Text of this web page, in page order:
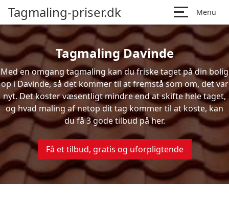
Tagmaling-priser.dk Menu
Tagmaling Davinde
Med en omgang tagmaling kan du friske taget på din bolig
op i Davinde, så det kommer til at fremstå som om, det var
nyt. Det koster væsentligt mindre end at skifte hele taget,
og hvad maling af netop dit tag kommer til at koste, kan
du få 3 gode tilbud på her.
Få et tilbud, gratis og uforpligtende